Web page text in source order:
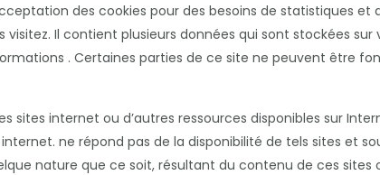
des cookies pour des besoins de statistiques et
Il contient plusieurs données qui sont stockées
. Certaines parties de ce site ne peuvent être
sites internet ou d’autres ressources disponibles sur
ne répond pas de la disponibilité de tels sites et
nature que ce soit, résultant du contenu de ces sites